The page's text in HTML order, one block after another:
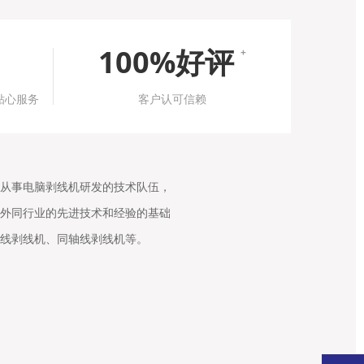
心服务
100%好评 +
客户认可信赖
事电脑剥线机研发的技术队伍，
同行业的先进技术和经验的基础
线机、同轴线剥线机等。